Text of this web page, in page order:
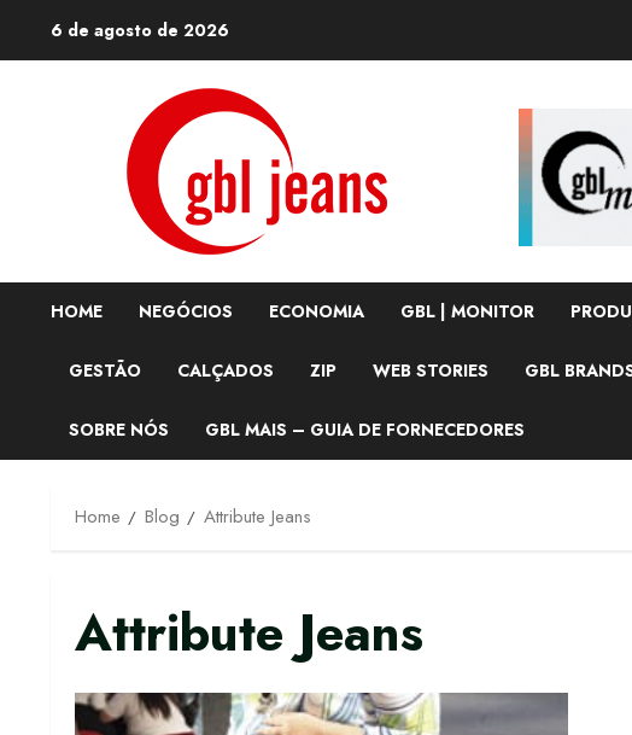
6 de agosto de 2026
HOME NEGÓCIOS ECONOMIA GBL | MONITOR
GESTÃO CALÇADOS ZIP WEB STORIES GBL
SOBRE NÓS GBL MAIS – GUIA DE FORNECEDORES
Home Blog Attribute Jeans
Attribute Jeans